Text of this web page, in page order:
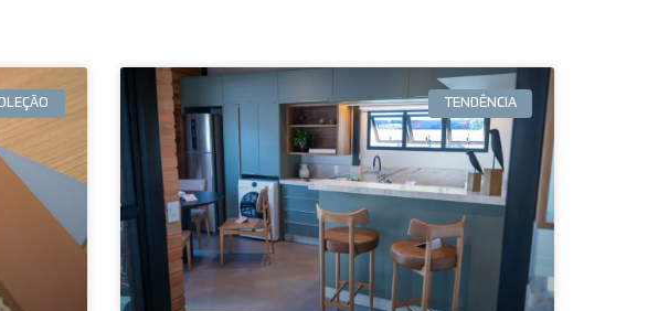
TENDÊNCIA